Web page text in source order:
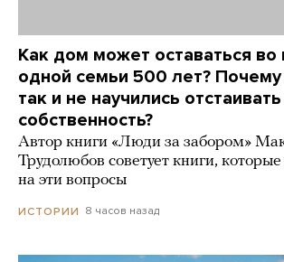
Как дом может оставаться во
одной семьи 500 лет? Почему
так и не научились
собственность?
Автор книги «Люди за забором»
Трудолюбов советует книги,
на эти вопросы
ИСТОРИИ 8 часов назад